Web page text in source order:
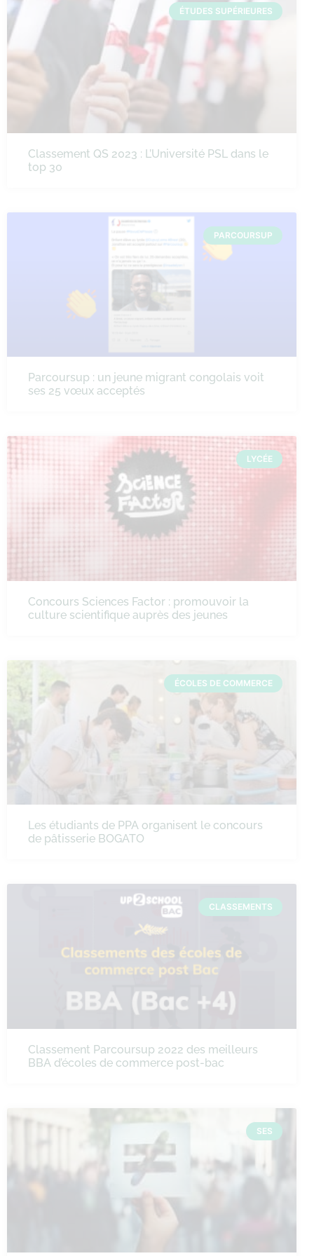
ÉTUDES SUPÉRIEURES
Classement QS 2023 : L’Université PSL dans le
top 30
PARCOURSUP
Parcoursup : un jeune migrant congolais voit
ses 25 vœux acceptés
LYCÉE
Concours Sciences Factor : promouvoir la
culture scientifique auprès des jeunes
ÉCOLES DE COMMERCE
Les étudiants de PPA organisent le concours
de pâtisserie BOGATO
CLASSEMENTS
Classement Parcoursup 2022 des meilleurs
BBA d’écoles de commerce post-bac
SES